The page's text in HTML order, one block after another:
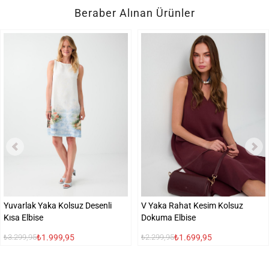
Beraber Alınan Ürünler
Yuvarlak Yaka Kolsuz Desenli
Kısa Elbise
₺3.299,95₺1.999,95
V Yaka Rahat Kesim Kolsuz
Dokuma Elbise
₺2.299,95₺1.699,95